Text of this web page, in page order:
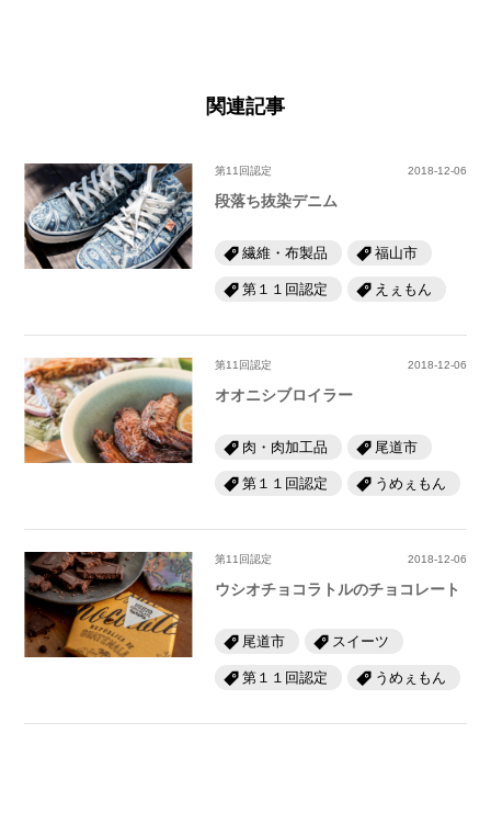
関連記事
第11回認定 2018-12-06
段落ち抜染デニム
繊維・布製品 福山市
第１１回認定 えぇもん
第11回認定 2018-12-06
オオニシブロイラー
肉・肉加工品 尾道市
第１１回認定 うめぇもん
第11回認定 2018-12-06
ウシオチョコラトルのチョコレート
尾道市 スイーツ
第１１回認定 うめぇもん